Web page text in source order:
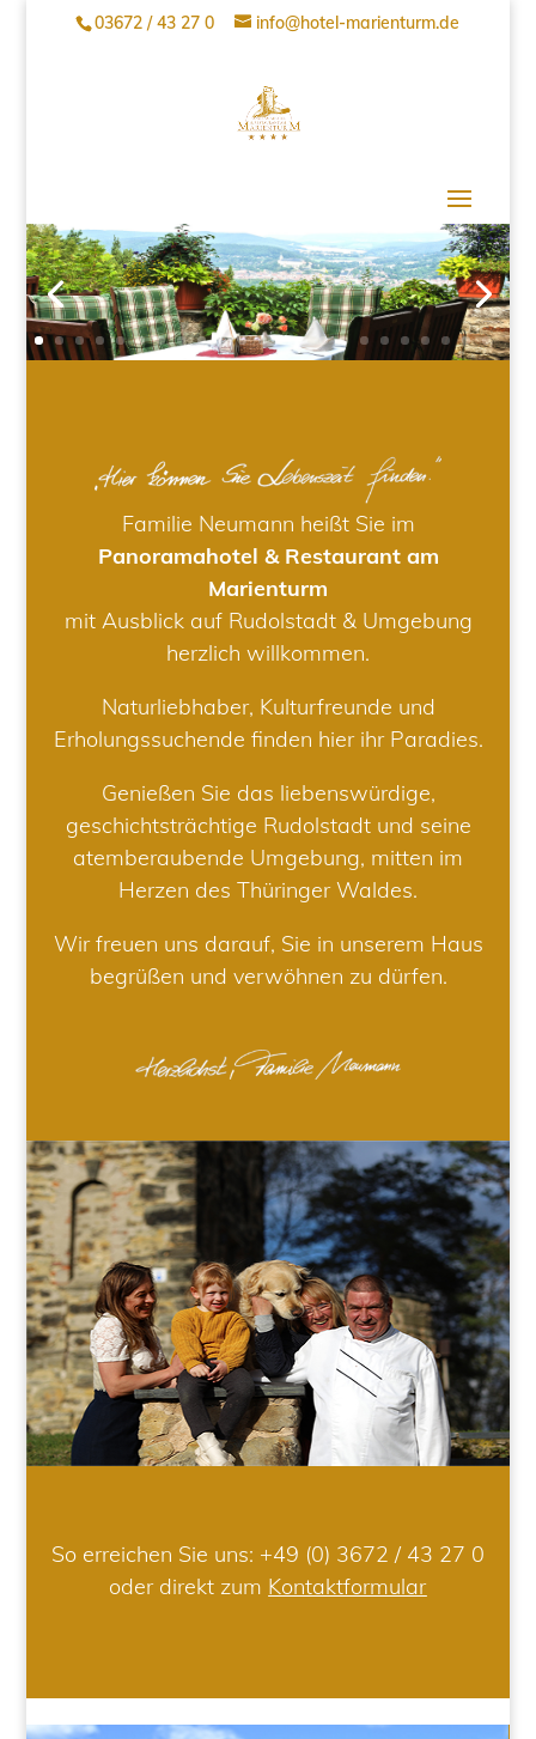
03672 / 43 27 0 info@hotel-marienturm.de
Familie Neumann heißt Sie im
Panoramahotel & Restaurant am
Marienturm
mit Ausblick auf Rudolstadt & Umgebung
herzlich willkommen.
Naturliebhaber, Kulturfreunde und
Erholungssuchende finden hier ihr Paradies.
Genießen Sie das liebenswürdige,
geschichtsträchtige Rudolstadt und seine
atemberaubende Umgebung, mitten im
Herzen des Thüringer Waldes.
Wir freuen uns darauf, Sie in unserem Haus
begrüßen und verwöhnen zu dürfen.
So erreichen Sie uns: +49 (0) 3672 / 43 27 0
oder direkt zum Kontaktformular